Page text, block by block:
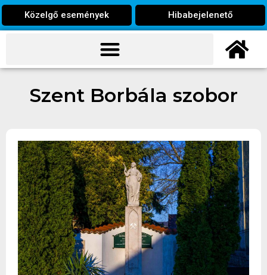
Közelgő események Hibabejelenető
Szent Borbála szobor